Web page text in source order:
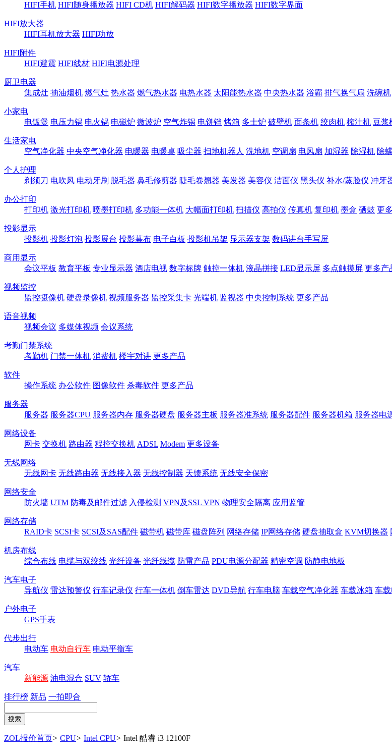
HIFI手机 HIFI随身播放器 HIFI CD机 HIFI解码器 HIFI数字播放器 HIFI数字界面
HIFI放大器
HIFI耳机放大器 HIFI功放
HIFI附件
HIFI避震 HIFI线材 HIFI电源处理
厨卫电器
集成灶 抽油烟机 燃气灶 热水器 燃气热水器 电热水器 太阳能热水器 中央热水器 浴霸 排气换气扇 洗碗机
小家电
电饭煲 电压力锅 电火锅 电磁炉 微波炉 空气炸锅 电饼铛 烤箱 多士炉 破壁机 面条机 绞肉机 榨汁机 豆浆
生活家电
空气净化器 中央空气净化器 电暖器 电暖桌 吸尘器 扫地机器人 洗地机 空调扇 电风扇 加湿器 除湿机 除
个人护理
剃须刀 电吹风 电动牙刷 脱毛器 鼻毛修剪器 睫毛卷翘器 美发器 美容仪 洁面仪 黑头仪 补水/蒸脸仪 冲牙
办公打印
打印机 激光打印机 喷墨打印机 多功能一体机 大幅面打印机 扫描仪 高拍仪 传真机 复印机 墨盒 硒鼓 更
投影显示
投影机 投影灯泡 投影展台 投影幕布 电子白板 投影机吊架 显示器支架 数码讲台手写屏
商用显示
会议平板 教育平板 专业显示器 酒店电视 数字标牌 触控一体机 液晶拼接 LED显示屏 多点触摸屏 更多产
视频监控
监控摄像机 硬盘录像机 视频服务器 监控采集卡 光端机 监视器 中央控制系统 更多产品
语音视频
视频会议 多媒体视频 会议系统
考勤门禁系统
考勤机 门禁一体机 消费机 楼宇对讲 更多产品
软件
操作系统 办公软件 图像软件 杀毒软件 更多产品
服务器
服务器 服务器CPU 服务器内存 服务器硬盘 服务器主板 服务器准系统 服务器配件 服务器机箱 服务器电
网络设备
网卡 交换机 路由器 程控交换机 ADSL Modem 更多设备
无线网络
无线网卡 无线路由器 无线接入器 无线控制器 天馈系统 无线安全保密
网络安全
防火墙 UTM 防毒及邮件过滤 入侵检测 VPN及SSL VPN 物理安全隔离 应用监管
网络存储
RAID卡 SCSI卡 SCSI及SAS配件 磁带机 磁带库 磁盘阵列 网络存储 IP网络存储 硬盘抽取盒 KVM切换器
机房布线
综合布线 电缆与双绞线 光纤设备 光纤线缆 防雷产品 PDU电源分配器 精密空调 防静电地板
汽车电子
导航仪 雷达预警仪 行车记录仪 行车一体机 倒车雷达 DVD导航 行车电脑 车载空气净化器 车载冰箱 车
户外电子
GPS手表
代步出行
电动车 电动自行车 电动平衡车
汽车
新能源 油电混合 SUV 轿车
排行榜 新品 一拍即合
ZOL报价首页> CPU> Intel CPU> Intel 酷睿 i3 12100F